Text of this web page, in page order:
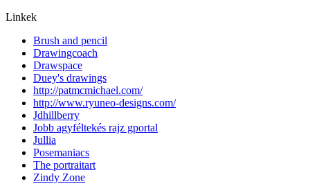
Linkek
Brush and pencil
Drawingcoach
Drawspace
Duey's drawings
http://patmcmichael.com/
http://www.ryuneo-designs.com/
Jdhillberry
Jobb agyféltekés rajz gportal
Jullia
Posemaniacs
The portraitart
Zindy Zone